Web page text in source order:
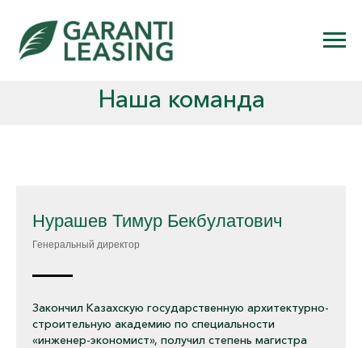
Наша команда
Нурашев Тимур Бекбулатович
Генеральный директор
Закончил Казахскую государственную архитектурно-
строительную академию по специальности
«инженер-экономист», получил степень магистра